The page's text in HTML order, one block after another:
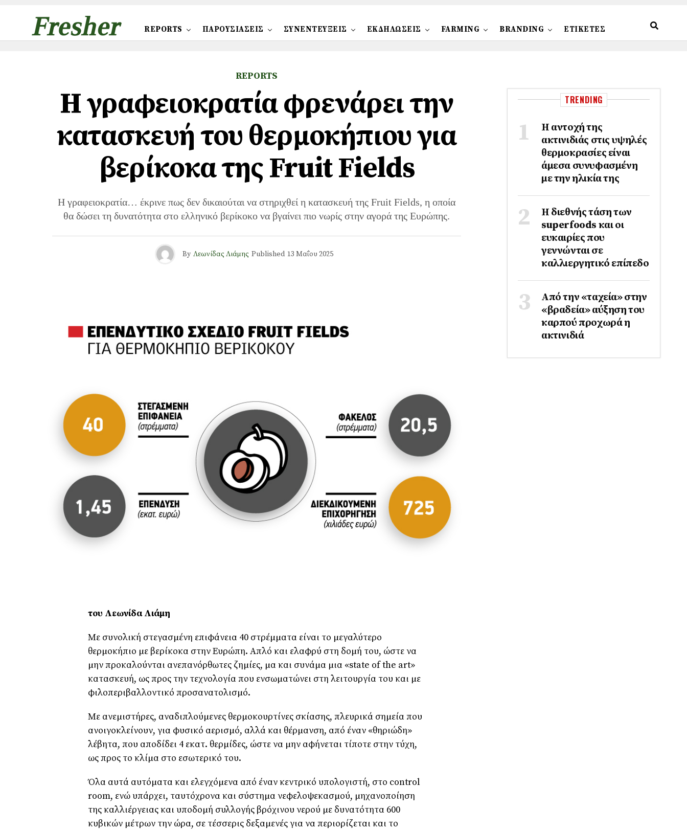
REPORTS ΠΑΡΟΥΣΙΑΣΕΙΣ ΣΥΝΕΝΤΕΥΞΕΙΣ ΕΚΔΗΛΩΣΕΙΣ FARMING BRANDING ΕΤΙΚΕΤΕΣ
REPORTS
Η γραφειοκρατία φρενάρει την
κατασκευή του θερμοκήπιου για
βερίκοκα της Fruit Fields
Η γραφειοκρατία… έκρινε πως δεν δικαιούται να στηριχθεί η κατασκευή της Fruit Fields, η οποία
θα δώσει τη δυνατότητα στο ελληνικό βερίκοκο να βγαίνει πιο νωρίς στην αγορά της Ευρώπης.
By Λεωνίδας Λιάμης Published 13 Μαΐου 2025
του Λεωνίδα Λιάμη
Με συνολική στεγασµένη επιφάνεια 40 στρέµµατα είναι το µεγαλύτερο
θερµοκήπιο µε βερίκοκα στην Ευρώπη. Απλό και ελαφρύ στη δοµή του, ώστε να
µην προκαλούνται ανεπανόρθωτες ζηµίες, µα και συνάµα µια «state of the art»
κατασκευή, ως προς την τεχνολογία που ενσωµατώνει στη λειτουργία του και µε
φιλοπεριβαλλοντικό προσανατολισµό.
Με ανεµιστήρες, αναδιπλούµενες θερµοκουρτίνες σκίασης, πλευρικά σηµεία που
ανοιγοκλείνουν, για φυσικό αερισµό, αλλά και θέρµανση, από έναν «θηριώδη»
λέβητα, που αποδίδει 4 εκατ. θερµίδες, ώστε να µην αφήνεται τίποτε στην τύχη,
ως προς το κλίµα στο εσωτερικό του.
Όλα αυτά αυτόµατα και ελεγχόµενα από έναν κεντρικό υπολογιστή, στο control
room, ενώ υπάρχει, ταυτόχρονα και σύστηµα νεφελοψεκασµού, µηχανοποίηση
της καλλιέργειας και υποδοµή συλλογής βρόχινου νερού µε δυνατότητα 600
κυβικών µέτρων την ώρα, σε τέσσερις δεξαµενές για να περιορίζεται και το
TRENDING
Η αντοχή της
ακτινιδιάς στις υψηλές
θερμοκρασίες είναι
άμεσα συνυφασμένη
με την ηλικία της
Η διεθνής τάση των
superfoods και οι
ευκαιρίες που
γεννώνται σε
καλλιεργητικό επίπεδο
Από την «ταχεία» στην
«βραδεία» αύξηση του
καρπού προχωρά η
ακτινιδιά